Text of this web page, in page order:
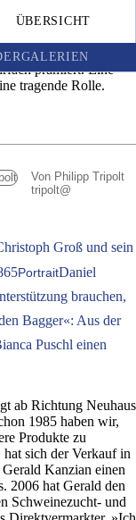
ÜBERSICHT
Kanzian
2019
seine Erzeugnisse
prämiert. Eine
tragende Rolle.
Von Philipp Tripolt
tripolt@
Groß und sein
PortraitDaniel
brauchen,
Bagger«: Aus der
Puschl einen
ab Richtung Neuhaus
1985 haben wir,
Produkte zu
sich der Verkauf in
Kanzian einen
2006 hat Gerald den
Schweinezucht- und